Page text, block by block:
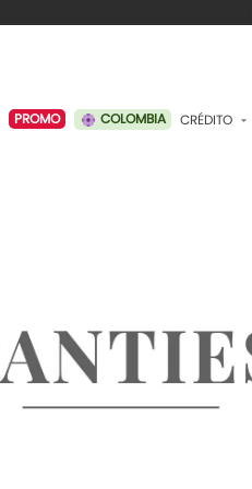
PROMO COLOMBIA CRÉDITO